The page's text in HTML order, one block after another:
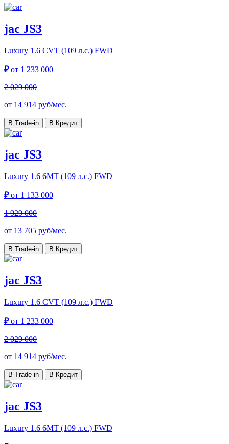
jac JS3
Luxury 1.6 CVT (109 л.с.) FWD
₽от 1 233 000
2 029 000
от 14 914 руб/мес.
В Trade-in В Кредит
jac JS3
Luxury 1.6 6MT (109 л.с.) FWD
₽от 1 133 000
1 929 000
от 13 705 руб/мес.
В Trade-in В Кредит
jac JS3
Luxury 1.6 CVT (109 л.с.) FWD
₽от 1 233 000
2 029 000
от 14 914 руб/мес.
В Trade-in В Кредит
jac JS3
Luxury 1.6 6MT (109 л.с.) FWD